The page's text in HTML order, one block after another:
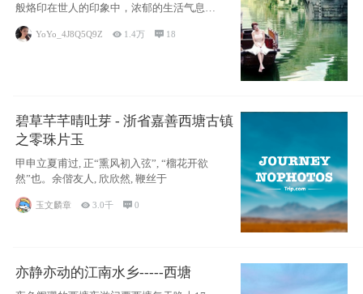
般烙印在世人的印象中，浓郁的生活气息，
小桥流水
YoYo_4J8Q5Q9Z  1.4万  18
碧草芊芊晴吐芽 - 浙省嘉善西塘古镇
之零珠片玉
甲申立夏甫过, 正“熏风初入弦”, “榴花开欲
然”也。余偕友人, 欣欣然, 鞭丝于
玉文麟章  3.0千 0
亦静亦动的江南水乡-----西塘